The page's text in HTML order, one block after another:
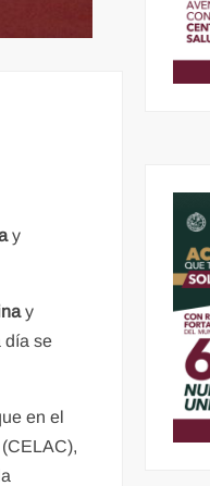
y
y
día se
en el